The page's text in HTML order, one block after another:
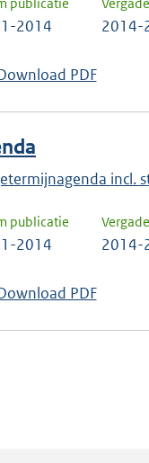
2014 2014-
PDF
incl.
publicatie
2014 2014-
PDF